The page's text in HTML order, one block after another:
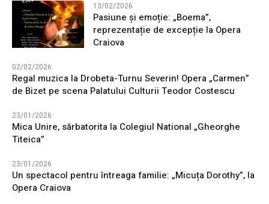
13/02/2026
Pasiune și emoție: „Boema”,
reprezentație de excepție la Opera
Craiova
02/02/2026
Regal muzica la Drobeta-Turnu Severin! Opera „Carmen”
de Bizet pe scena Palatului Culturii Teodor Costescu
23/01/2026
Mica Unire, sărbatorita la Colegiul National „Gheorghe
Titeica”
23/01/2026
Un spectacol pentru întreaga familie: „Micuța Dorothy”, la
Opera Craiova